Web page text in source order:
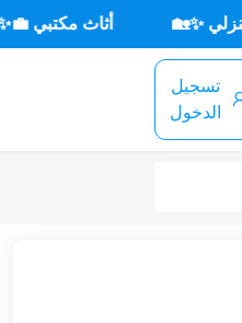
أثاث مكتبي 💼✨
تسجيل
الدخول